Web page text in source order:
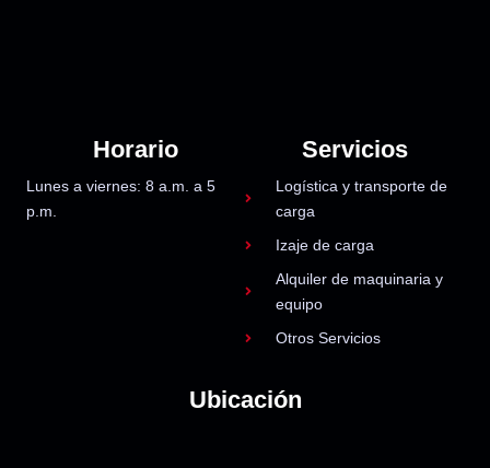
Horario
Lunes a viernes: 8 a.m. a 5
p.m.
Servicios
Logística y transporte de
carga
Izaje de carga
Alquiler de maquinaria y
equipo
Otros Servicios
Ubicación